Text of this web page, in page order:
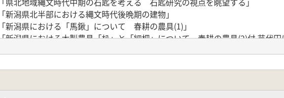
新潟県北半部における縄文時代後晩期の建物」
新潟県における「馬鍬」について 春耕の農具(1)」
新潟県における木製農具「朳」と「細杷」について 春耕の農具(2)付.苗代田
新潟県村上市砂山遺跡出上の弥生時代中期後半の甕形土器の紹介」